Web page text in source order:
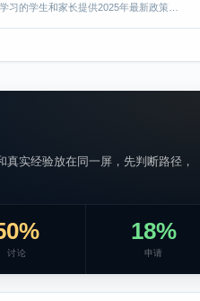
习的学生和家长提供2025年最新政策…
实经验放在同一屏，先判断路径，
讨论
18%
申请